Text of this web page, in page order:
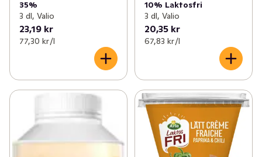
35%
3 dl, Valio
23,19 kr
77,30 kr /l
10% Laktosfri
3 dl, Valio
20,35 kr
67,83 kr /l